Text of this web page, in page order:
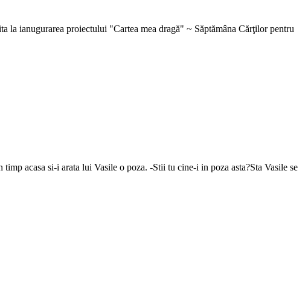
la ianugurarea proiectului "Cartea mea dragă" ~ Săptămâna Cărţilor pentru
acasa si-i arata lui Vasile o poza. -Stii tu cine-i in poza asta?Sta Vasile se